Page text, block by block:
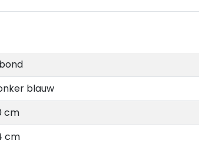
blauw
cm
cm